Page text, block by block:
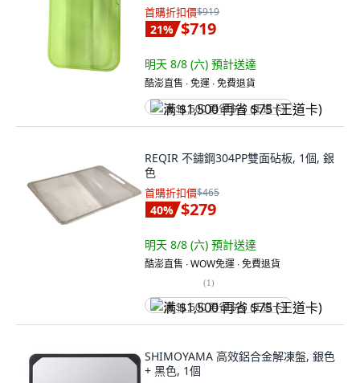
首購折扣價$919
21% $719
明天 8/8 (六) 預計送達
酷澎直售 ∙ 免運 ∙ 免費退貨
满 $1,500 再省 $75 (王道卡)
REQIR 不鏽鋼304PP雙面砧板, 1個, 銀
色
首購折扣價$465
40% $279
明天 8/8 (六) 預計送達
酷澎直售 ∙ WOW免運 ∙ 免費退貨
(1)
满 $1,500 再省 $75 (王道卡)
SHIMOYAMA 高效鋁合金解凍盤, 銀色
+ 黑色, 1個